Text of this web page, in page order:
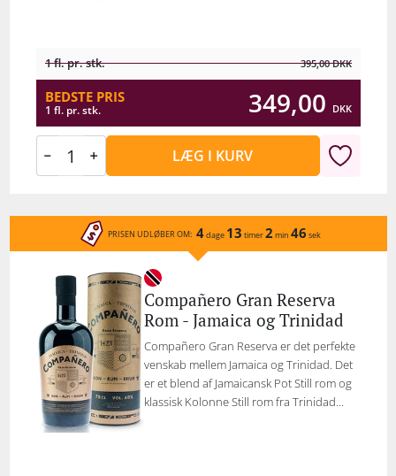
1 fl. pr. stk. 395,00DKK
BEDSTE PRIS
1 fl. pr. stk. 349,00 DKK
LÆG I KURV
PRISEN UDLØBER OM: 4dage 13 timer2 min 46 sek
Compañero Gran Reserva
Rom - Jamaica og Trinidad
Compañero Gran Reserva er det perfekte
venskab mellem Jamaica og Trinidad. Det
er et blend af Jamaicansk Pot Still rom og
klassisk Kolonne Still rom fra Trinidad...